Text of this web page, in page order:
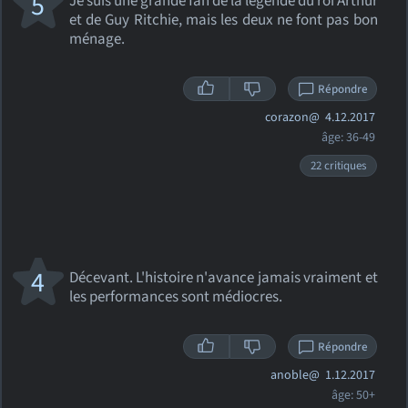
et de Guy Ritchie, mais les deux ne font pas bon
ménage.
Répondre
corazon@ 4.12.2017
âge: 36-49
22 critiques
Décevant. L'histoire n'avance jamais vraiment et
les performances sont médiocres.
4
Répondre
anoble@ 1.12.2017
âge: 50+